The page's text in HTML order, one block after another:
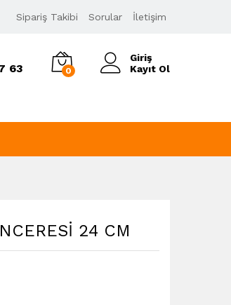
Sipariş Takibi Sorular İletişim
63 0
Giriş
Kayıt Ol
24 CM
69,60